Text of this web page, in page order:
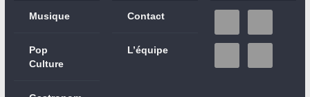
Musique
Pop
Culture
Contact
L’équipe